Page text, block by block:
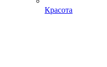
Красота